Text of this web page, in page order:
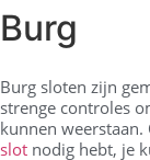
Burg
Burg sloten zijn
strenge controles
kunnen weerstaan.
slot nodig hebt, je